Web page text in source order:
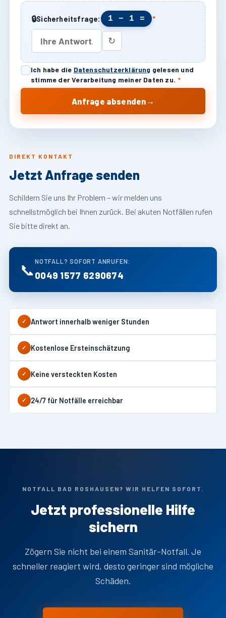
DIREKT KONTAKT
Jetzt Anfrage senden
Schildern Sie uns Ihr Problem – wir melden uns
schnellstmöglich bei Ihnen zurück. Bei akuten Notfällen rufen
Sie bitte direkt an.
📞 NOTFALL? SOFORT ANRUFEN:
0049 1577 6290674
✓ Antwort innerhalb weniger Stunden
✓ Kostenlose Ersteinschätzung
✓ Keine versteckten Kosten
✓ 24/7 für Notfälle erreichbar
🔒Sicherheitsfrage: 1 − 1 = *
↻
Ich habe die Datenschutzerklärung gelesen und
stimme der Verarbeitung meiner Daten zu. *
Anfrage absenden →
NOTFALL BAD ROSHAUSEN? WIR HELFEN SOFORT.
Jetzt professionelle Hilfe
sichern
Zögern Sie nicht bei einem Sanitär-Notfall. Je
schneller reagiert wird, desto geringer sind mögliche
Schäden.